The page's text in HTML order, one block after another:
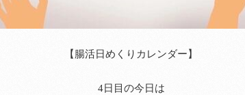
【腸活日めくりカレンダー】
4日目の今日は